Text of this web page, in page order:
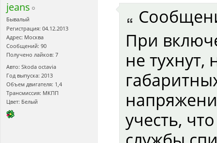
jeans
Бывалый
Регистрация: 04.12.2013
Адрес: Москва
Сообщений: 90
Получено лайков: 7
Авто: Skoda octavia
Год выпуска: 2013
Объем двигателя: 1,4
Трансмиссия: МКПП
Цвет: Белый
При
не
учесть,